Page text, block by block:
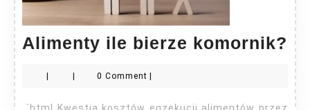
Alimenty ile bierze komornik?
ile
0 Comment